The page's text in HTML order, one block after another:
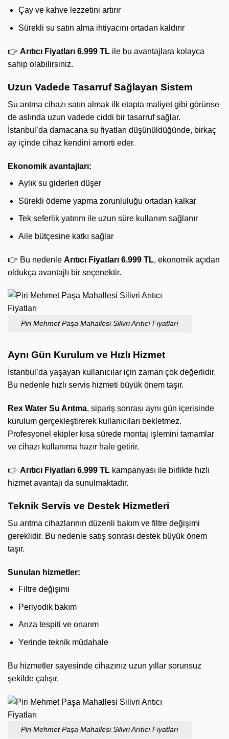
Çay ve kahve lezzetini artırır
Sürekli su satın alma ihtiyacını ortadan kaldırır
👉 Arıtıcı Fiyatları 6.999 TL ile bu avantajlara kolayca
sahip olabilirsiniz.
Uzun Vadede Tasarruf Sağlayan Sistem
Su arıtma cihazı satın almak ilk etapta maliyet gibi görünse
de aslında uzun vadede ciddi bir tasarruf sağlar.
İstanbul’da damacana su fiyatları düşünüldüğünde, birkaç
ay içinde cihaz kendini amorti eder.
Ekonomik avantajları:
Aylık su giderleri düşer
Sürekli ödeme yapma zorunluluğu ortadan kalkar
Tek seferlik yatırım ile uzun süre kullanım sağlanır
Aile bütçesine katkı sağlar
👉 Bu nedenle Arıtıcı Fiyatları 6.999 TL, ekonomik açıdan
oldukça avantajlı bir seçenektir.
Piri Mehmet Paşa Mahallesi Silivri Arıtıcı Fiyatları
Aynı Gün Kurulum ve Hızlı Hizmet
İstanbul’da yaşayan kullanıcılar için zaman çok değerlidir.
Bu nedenle hızlı servis hizmeti büyük önem taşır.
Rex Water Su Arıtma, sipariş sonrası aynı gün içerisinde
kurulum gerçekleştirerek kullanıcıları bekletmez.
Profesyonel ekipler kısa sürede montaj işlemini tamamlar
ve cihazı kullanıma hazır hale getirir.
👉 Arıtıcı Fiyatları 6.999 TL kampanyası ile birlikte hızlı
hizmet avantajı da sunulmaktadır.
Teknik Servis ve Destek Hizmetleri
Su arıtma cihazlarının düzenli bakım ve filtre değişimi
gereklidir. Bu nedenle satış sonrası destek büyük önem
taşır.
Sunulan hizmetler:
Filtre değişimi
Periyodik bakım
Arıza tespiti ve onarım
Yerinde teknik müdahale
Bu hizmetler sayesinde cihazınız uzun yıllar sorunsuz
şekilde çalışır.
Piri Mehmet Paşa Mahallesi Silivri Arıtıcı Fiyatları